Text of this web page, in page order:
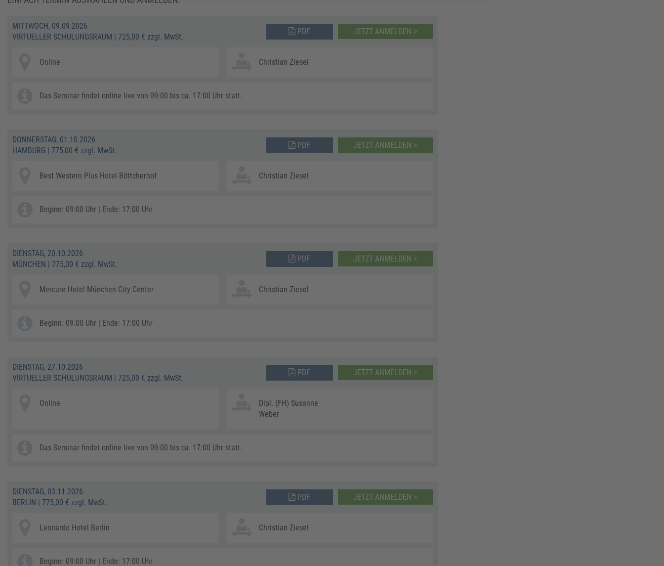
MITTWOCH, 09.09.2026
VIRTUELLER SCHULUNGSRAUM | 725,00 € zzgl. MwSt.
PDF JETZT ANMELDEN >
Online Christian Ziesel
Das Seminar findet online live von 09:00 bis ca. 17:00 Uhr statt.
DONNERSTAG, 01.10.2026
HAMBURG | 775,00 € zzgl. MwSt.
PDF JETZT ANMELDEN >
Best Western Plus Hotel Böttcherhof Christian Ziesel
Beginn: 09:00 Uhr | Ende: 17:00 Uhr
DIENSTAG, 20.10.2026
MÜNCHEN | 775,00 € zzgl. MwSt.
PDF JETZT ANMELDEN >
Mercure Hotel München City Center Christian Ziesel
Beginn: 09:00 Uhr | Ende: 17:00 Uhr
DIENSTAG, 27.10.2026
VIRTUELLER SCHULUNGSRAUM | 725,00 € zzgl. MwSt.
PDF JETZT ANMELDEN >
Online
Dipl. (FH) Susanne
Weber
Das Seminar findet online live von 09:00 bis ca. 17:00 Uhr statt.
DIENSTAG, 03.11.2026
BERLIN | 775,00 € zzgl. MwSt.
PDF JETZT ANMELDEN >
Leonardo Hotel Berlin Christian Ziesel
Beginn: 09:00 Uhr | Ende: 17:00 Uhr